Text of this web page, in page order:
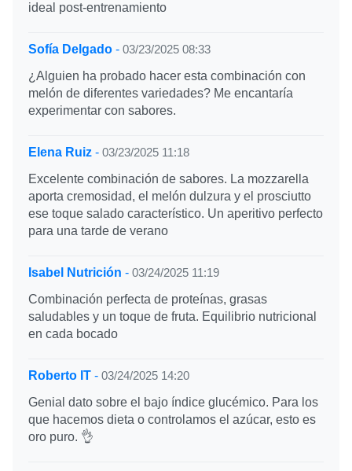
ideal post-entrenamiento
Sofía Delgado - 03/23/2025 08:33
¿Alguien ha probado hacer esta combinación con
melón de diferentes variedades? Me encantaría
experimentar con sabores.
Elena Ruiz - 03/23/2025 11:18
Excelente combinación de sabores. La mozzarella
aporta cremosidad, el melón dulzura y el prosciutto
ese toque salado característico. Un aperitivo perfecto
para una tarde de verano
Isabel Nutrición - 03/24/2025 11:19
Combinación perfecta de proteínas, grasas
saludables y un toque de fruta. Equilibrio nutricional
en cada bocado
Roberto IT - 03/24/2025 14:20
Genial dato sobre el bajo índice glucémico. Para los
que hacemos dieta o controlamos el azúcar, esto es
oro puro. 👌